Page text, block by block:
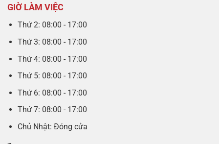
GIỜ LÀM VIỆC
Thứ 2: 08:00 - 17:00
Thứ 3: 08:00 - 17:00
Thứ 4: 08:00 - 17:00
Thứ 5: 08:00 - 17:00
Thứ 6: 08:00 - 17:00
Thứ 7: 08:00 - 17:00
Chủ Nhật: Đóng cửa